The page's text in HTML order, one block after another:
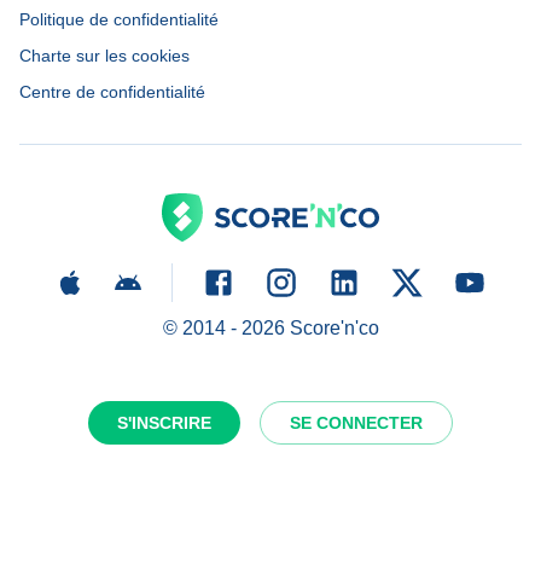
S'INSCRIRE SE CONNECTER
Politique de confidentialité
Charte sur les cookies
Centre de confidentialité
© 2014 - 2026Score'n'co